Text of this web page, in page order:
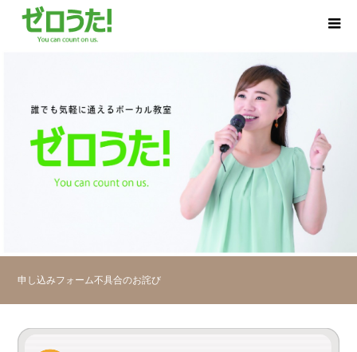
申し込みフォーム不具合のお詫び